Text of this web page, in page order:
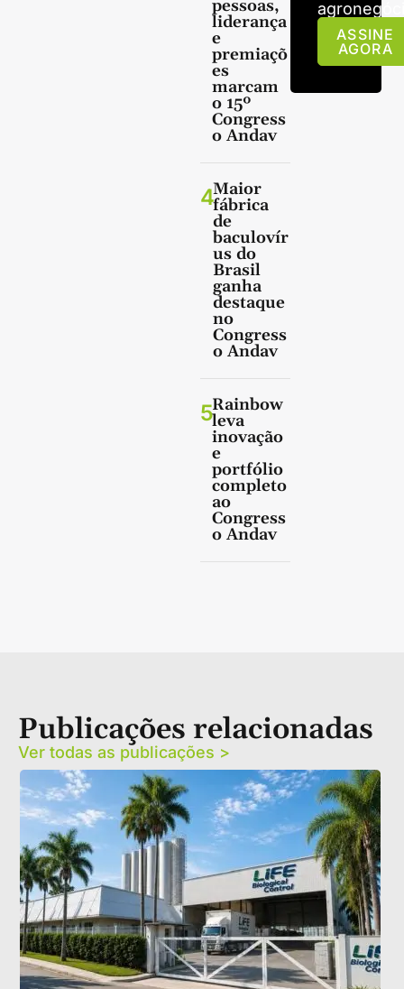
pessoas,
liderança
e
premiaçõ
es
marcam
o 15º
Congress
o Andav
4Maior
fábrica
de
baculovír
us do
Brasil
ganha
destaque
no
Congress
o Andav
5Rainbow
leva
inovação
e
portfólio
completo
ao
Congress
o Andav
ASSINE
AGORA
Publicações relacionadas
Ver todas as publicações >